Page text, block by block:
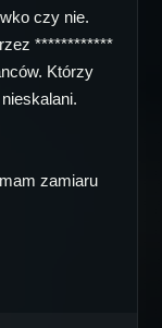
czy nie.
************
Którzy
zamiaru